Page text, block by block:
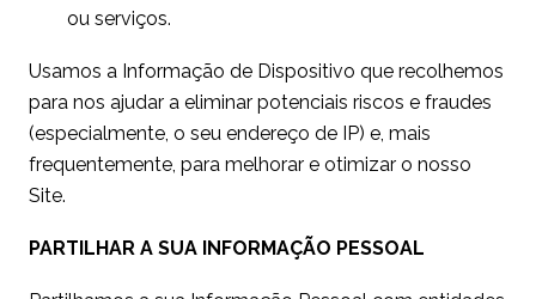
ou serviços.
Usamos a Informação de Dispositivo que recolhemos
para nos ajudar a eliminar potenciais riscos e fraudes
(especialmente, o seu endereço de IP) e, mais
frequentemente, para melhorar e otimizar o nosso
Site.
PARTILHAR A SUA INFORMAÇÃO PESSOAL